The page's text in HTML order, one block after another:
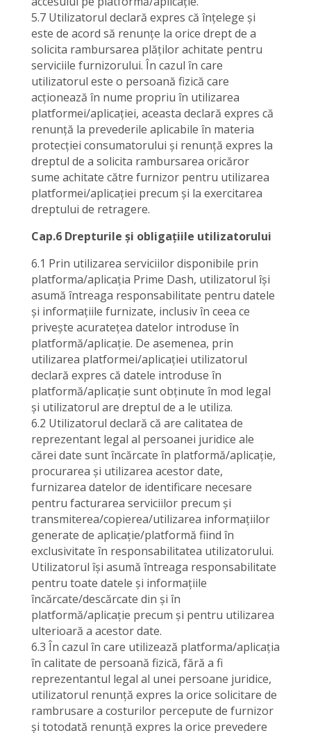
5.7 Utilizatorul declară expres că înțelege și
este de acord să renunțe la orice drept de a
solicita rambursarea plăților achitate pentru
serviciile furnizorului. În cazul în care
utilizatorul este o persoană fizică care
acționează în nume propriu în utilizarea
platformei/aplicației, aceasta declară expres că
renunță la prevederile aplicabile în materia
protecției consumatorului și renunță expres la
dreptul de a solicita rambursarea oricăror
sume achitate către furnizor pentru utilizarea
platformei/aplicației precum și la exercitarea
dreptului de retragere.
Cap.6 Drepturile și obligațiile utilizatorului
6.1 Prin utilizarea serviciilor disponibile prin
platforma/aplicația Prime Dash, utilizatorul își
asumă întreaga responsabilitate pentru datele
și informațiile furnizate, inclusiv în ceea ce
privește acuratețea datelor introduse în
platformă/aplicație. De asemenea, prin
utilizarea platformei/aplicației utilizatorul
declară expres că datele introduse în
platformă/aplicație sunt obținute în mod legal
și utilizatorul are dreptul de a le utiliza.
6.2 Utilizatorul declară că are calitatea de
reprezentant legal al persoanei juridice ale
cărei date sunt încărcate în platformă/aplicație,
procurarea și utilizarea acestor date,
furnizarea datelor de identificare necesare
pentru facturarea serviciilor precum și
transmiterea/copierea/utilizarea informațiilor
generate de aplicație/platformă fiind în
exclusivitate în responsabilitatea utilizatorului.
Utilizatorul își asumă întreaga responsabilitate
pentru toate datele și informațiile
încărcate/descărcate din și în
platformă/aplicație precum și pentru utilizarea
ulterioară a acestor date.
6.3 În cazul în care utilizează platforma/aplicația
în calitate de persoană fizică, fără a fi
reprezentantul legal al unei persoane juridice,
utilizatorul renunță expres la orice solicitare de
rambrusare a costurilor percepute de furnizor
și totodată renunță expres la orice prevedere